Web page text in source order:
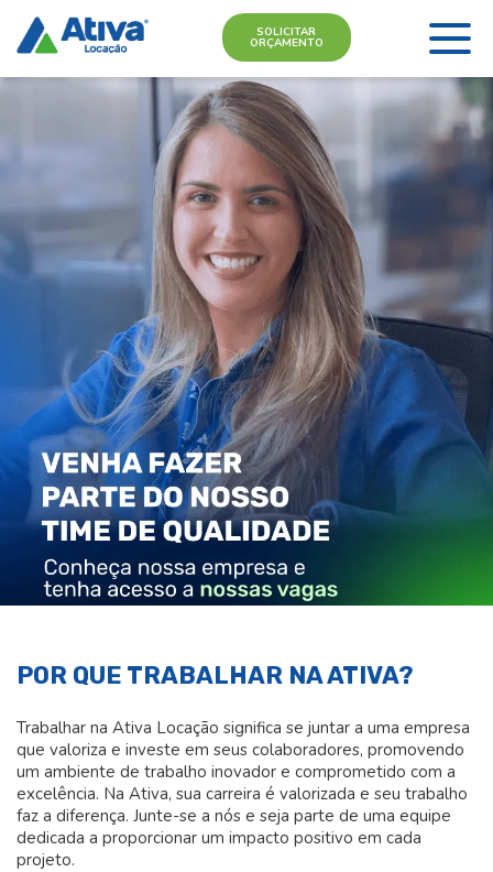
SOLICITAR
ORÇAMENTO
POR QUE TRABALHAR NA ATIVA?
Trabalhar na Ativa Locação significa se juntar a uma empresa
que valoriza e investe em seus colaboradores, promovendo
um ambiente de trabalho inovador e comprometido com a
excelência. Na Ativa, sua carreira é valorizada e seu trabalho
faz a diferença. Junte-se a nós e seja parte de uma equipe
dedicada a proporcionar um impacto positivo em cada
projeto.